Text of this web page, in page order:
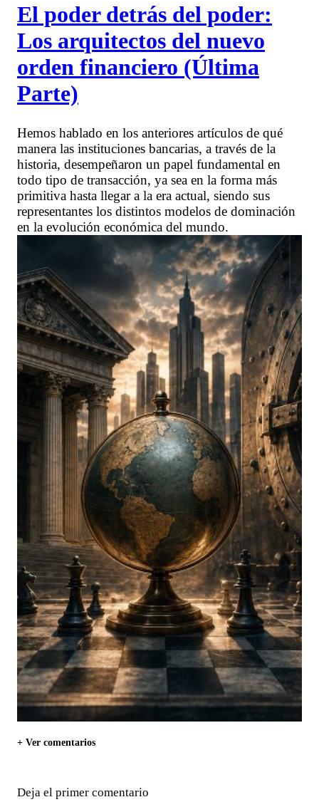
El poder detrás del poder:
Los arquitectos del nuevo
orden financiero (Última
Parte)
Hemos hablado en los anteriores artículos de qué
manera las instituciones bancarias, a través de la
historia, desempeñaron un papel fundamental en
todo tipo de transacción, ya sea en la forma más
primitiva hasta llegar a la era actual, siendo sus
representantes los distintos modelos de dominación
en la evolución económica del mundo.
+ Ver comentarios
Deja el primer comentario